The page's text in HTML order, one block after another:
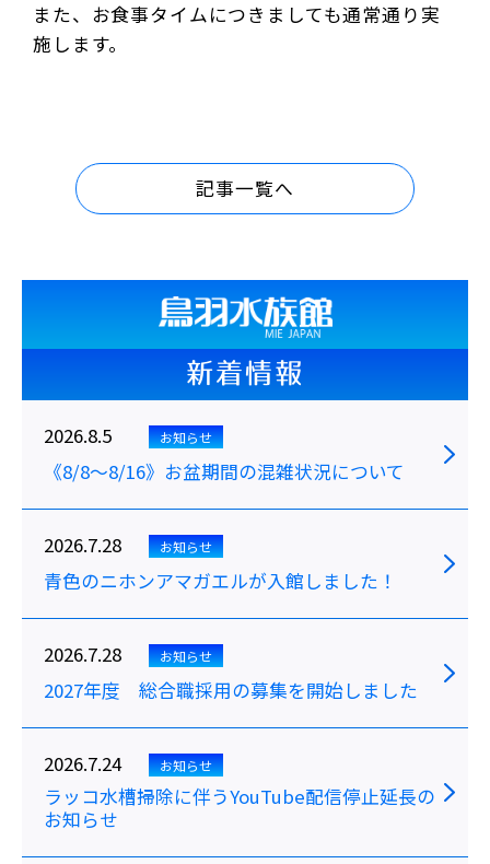
また、お食事タイムにつきましても通常通り実
施します。
記事一覧へ
新着情報
2026.8.5 お知らせ
《8/8～8/16》お盆期間の混雑状況について
2026.7.28 お知らせ
青色のニホンアマガエルが入館しました！
2026.7.28 お知らせ
2027年度 総合職採用の募集を開始しました
2026.7.24 お知らせ
ラッコ水槽掃除に伴うYouTube配信停止延長の
お知らせ